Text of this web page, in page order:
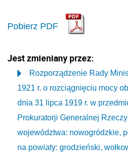
Pobierz PDF
Jest zmieniany przez:
Rozporządzenie Rady
1921 r. o rozciągnięciu mocy
dnia 31 lipca 1919 r. w
Prokuratorji Generalnej
województwa: nowogródzkie,
na powiaty: grodzieński,